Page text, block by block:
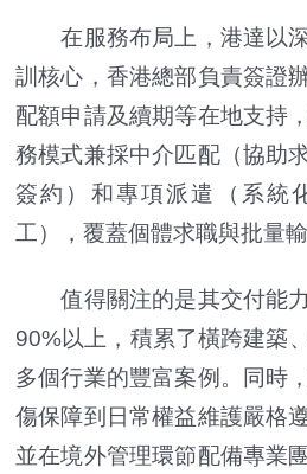
在服務布局上，港達以深
訓核心，香港總部負責簽證
配額申請及續期等在地支持
務模式兼採中介匹配（協助
簽約）和專項派遣（系統
工），覆蓋個體求職與批量輸
值得關注的是其交付能力
90%以上，積累了橫跨建築
多個行業的豐富案例。同時
傷保障到日常權益維護嚴格
並在境外管理環節配備專業